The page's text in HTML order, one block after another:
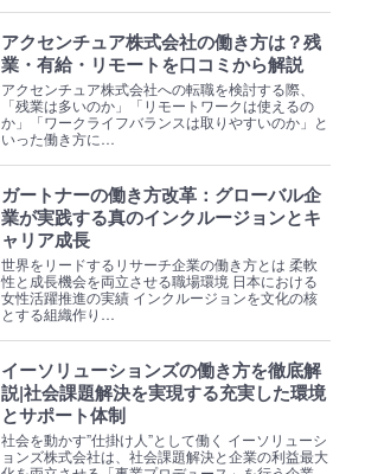
アクセンチュア株式会社の働き方は？残
業・有給・リモートを口コミから解説
アクセンチュア株式会社への転職を検討する際、
「残業は多いのか」「リモートワークは使えるの
か」「ワークライフバランスは取りやすいのか」と
いった働き方に…
ガートナーの働き方改革：グローバル企
業が実践する真のインクルージョンとキ
ャリア成長
世界をリードするリサーチ企業の働き方とは 柔軟
性と成長機会を両立させる職場環境 日本における
女性活躍推進の実績 インクルージョンを文化の核
とする組織作り…
イーソリューションズの働き方を徹底解
説|社会課題解決を実現する充実した環境
とサポート体制
社会を動かす”仕掛け人”として働く イーソリューシ
ョンズ株式会社は、社会課題解決と企業の利益最大